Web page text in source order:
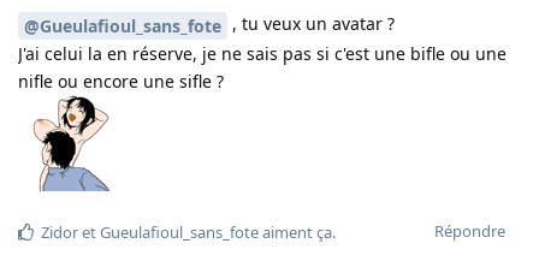
@Gueulafioul_sans_fote , tu veux un avatar ?
J'ai celui la en réserve, je ne sais pas si c'est une bifle ou une
nifle ou encore une sifle ?
Répondre
ZidoretGueulafioul_sans_foteaiment ça.